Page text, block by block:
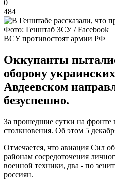
0
484
Фото: Генштаб ЗСУ / Facebook
ВСУ противостоят армии РФ
Оккупанты
оборону
Авдеевском
безуспешно.
За прошедшие сутки на фронте
столкновения. Об этом 5
Отмечается, что авиация Сил
районам сосредоточения
военной техники, два - по
россиян.